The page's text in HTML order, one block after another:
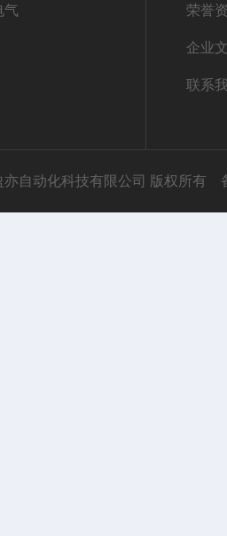
气 荣誉
企业
联系
亦自动化科技有限公司 版权所有